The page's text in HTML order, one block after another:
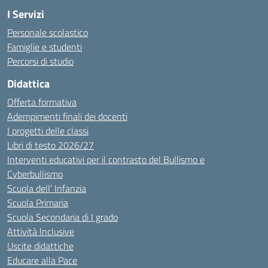
I Servizi
Personale scolastico
Famiglie e studenti
Percorsi di studio
Didattica
Offerta formativa
Adempimenti finali dei docenti
I progetti delle classi
Libri di testo 2026/27
Interventi educativi per il contrasto del Bullismo e
Cyberbullismo
Scuola dell’ Infanzia
Scuola Primaria
Scuola Secondaria di I grado
Attività Inclusive
Uscite didattiche
Educare alla Pace